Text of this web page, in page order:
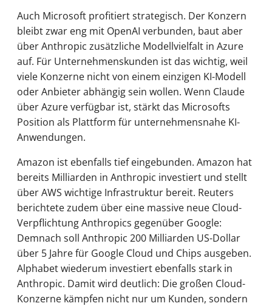
Auch Microsoft profitiert strategisch. Der Konzern
bleibt zwar eng mit OpenAI verbunden, baut aber
über Anthropic zusätzliche Modellvielfalt in Azure
auf. Für Unternehmenskunden ist das wichtig, weil
viele Konzerne nicht von einem einzigen KI-Modell
oder Anbieter abhängig sein wollen. Wenn Claude
über Azure verfügbar ist, stärkt das Microsofts
Position als Plattform für unternehmensnahe KI-
Anwendungen.
Amazon ist ebenfalls tief eingebunden. Amazon hat
bereits Milliarden in Anthropic investiert und stellt
über AWS wichtige Infrastruktur bereit. Reuters
berichtete zudem über eine massive neue Cloud-
Verpflichtung Anthropics gegenüber Google:
Demnach soll Anthropic 200 Milliarden US-Dollar
über 5 Jahre für Google Cloud und Chips ausgeben.
Alphabet wiederum investiert ebenfalls stark in
Anthropic. Damit wird deutlich: Die großen Cloud-
Konzerne kämpfen nicht nur um Kunden, sondern